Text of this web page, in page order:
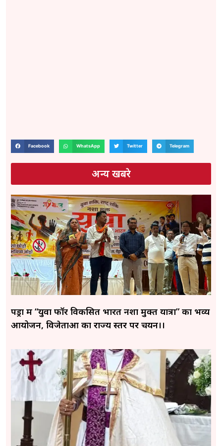
Facebook WhatsApp Twitter Telegram
अन्य खबरे
पेंड्रा में “युवा फॉर विकसित भारत नशा मुक्त यात्रा” का भव्य
आयोजन, विजेताओं का राज्य स्तर पर चयन।।